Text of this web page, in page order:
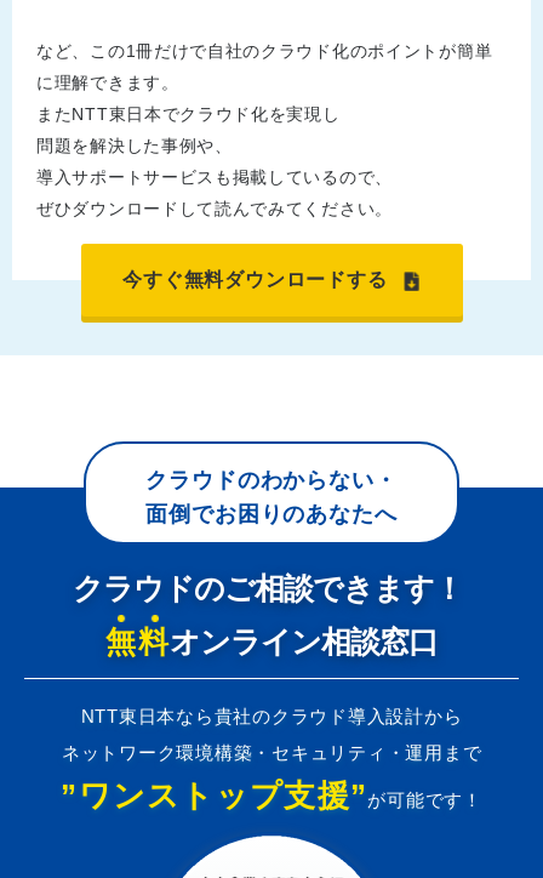
など、この1冊だけで自社のクラウド化のポイントが簡単
に理解できます。
またNTT東日本でクラウド化を実現し
問題を解決した事例や、
導入サポートサービスも掲載しているので、
ぜひダウンロードして読んでみてください。
今すぐ無料ダウンロードする
クラウドのわからない・
面倒でお困りのあなたへ
クラウドのご相談できます！
無料オンライン相談窓口
NTT東日本なら貴社のクラウド導入設計から
ネットワーク環境構築・セキュリティ・運用まで
”ワンストップ支援” が可能です！